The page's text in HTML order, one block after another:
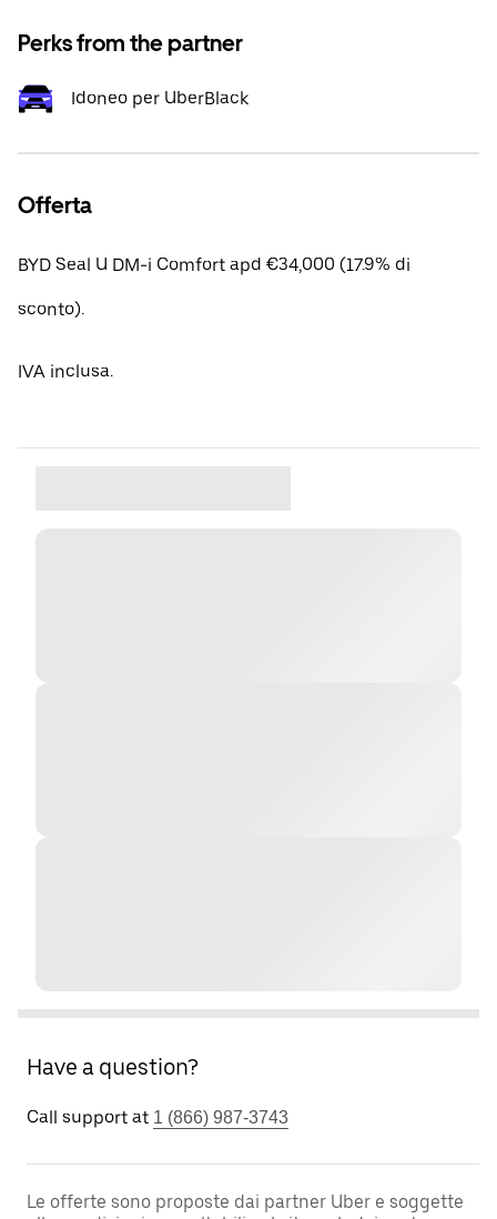
Perks from the partner
Idoneo per UberBlack
Offerta
BYD Seal U DM-i Comfort apd €34,000 (17.9% di
sconto).
IVA inclusa.
Have a question?
Call support at 1 (866) 987-3743
Le offerte sono proposte dai partner Uber e soggette